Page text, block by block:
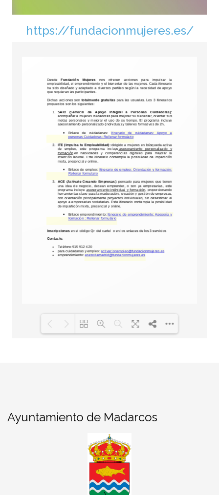
https://fundacionmujeres.es/
Ayuntamiento de Madarcos